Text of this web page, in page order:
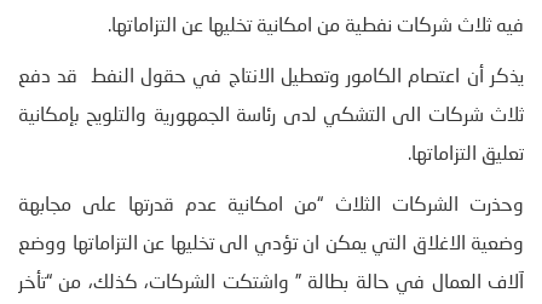
فيه ثلاث شركات نفطية من امكانية تخليها عن التزاماتها.
يذكر أن اعتصام الكامور وتعطيل الانتاج في حقول النفط قد دفع
ثلاث شركات الى التشكي لدى رئاسة الجمهورية والتلويح بإمكانية
تعليق التزاماتها.
وحذرت الشركات الثلاث “من امكانية عدم قدرتها على مجابهة
وضعية الاغلاق التي يمكن ان تؤدي الى تخليها عن التزاماتها ووضع
آلاف العمال في حالة بطالة ” واشتكت الشركات، كذلك، من “تأخر